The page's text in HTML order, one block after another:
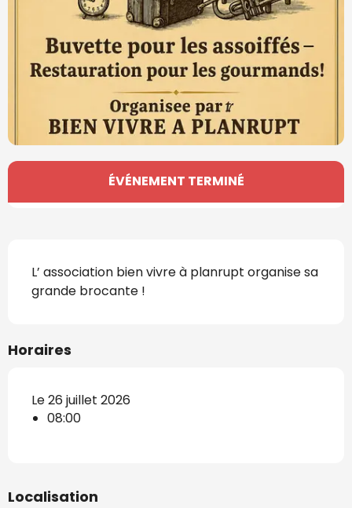
Ouverture et coordonnées
ÉVÉNEMENT TERMINÉ
L’ association bien vivre à planrupt organise sa
grande brocante !
Horaires
Le 26 juillet 2026
08:00
Localisation